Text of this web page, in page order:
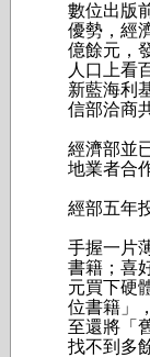
數位出版
優勢，經
億餘元，
人口上看
新藍海利
信部洽商
經濟部並
地業者合
經部五年
手握一片
書籍；喜
元買下硬
位書籍」
至還將「
找不到多